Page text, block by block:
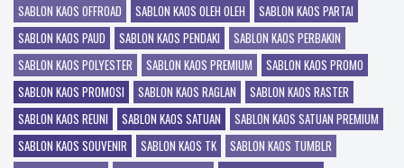
SABLON KAOS OFFROAD
SABLON KAOS OLEH OLEH
SABLON KAOS PARTAI
SABLON KAOS PAUD
SABLON KAOS PENDAKI
SABLON KAOS PERBAKIN
SABLON KAOS POLYESTER
SABLON KAOS PREMIUM
SABLON KAOS PROMO
SABLON KAOS PROMOSI
SABLON KAOS RAGLAN
SABLON KAOS RASTER
SABLON KAOS REUNI
SABLON KAOS SATUAN
SABLON KAOS SATUAN PREMIUM
SABLON KAOS SOUVENIR
SABLON KAOS TK
SABLON KAOS TUMBLR